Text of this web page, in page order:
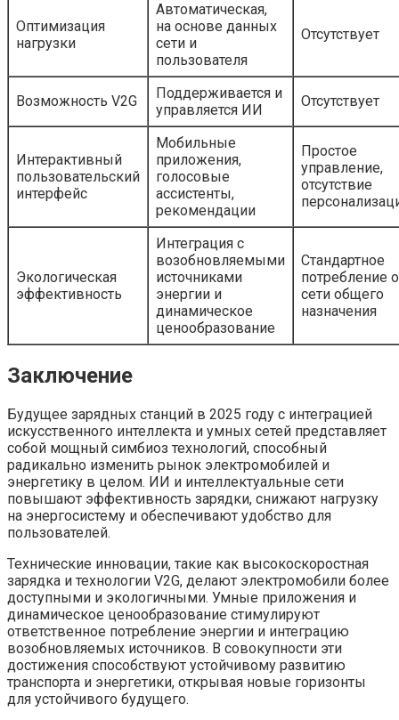
Оптимизация
нагрузки
Автоматическая,
на основе данных
сети и
пользователя
Отсутствует
Возможность V2G
Поддерживается и
управляется ИИ
Отсутствует
Интерактивный
пользовательский
интерфейс
Мобильные
приложения,
голосовые
ассистенты,
рекомендации
Простое
управление,
отсутствие
Экологическая
эффективность
Интеграция с
возобновляемыми
источниками
энергии и
динамическое
ценообразование
Стандартное
потребление
сети общего
назначения
Заключение
Будущее зарядных станций в 2025 году с интеграцией
искусственного интеллекта и умных сетей представляет
собой мощный симбиоз технологий, способный
радикально изменить рынок электромобилей и
энергетику в целом. ИИ и интеллектуальные сети
повышают эффективность зарядки, снижают нагрузку
на энергосистему и обеспечивают удобство для
пользователей.
Технические инновации, такие как высокоскоростная
зарядка и технологии V2G, делают электромобили более
доступными и экологичными. Умные приложения и
динамическое ценообразование стимулируют
ответственное потребление энергии и интеграцию
возобновляемых источников. В совокупности эти
достижения способствуют устойчивому развитию
транспорта и энергетики, открывая новые горизонты
для устойчивого будущего.